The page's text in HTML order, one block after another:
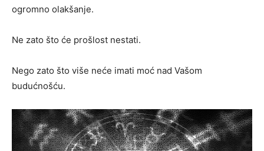
ogromno olakšanje.
Ne zato što će prošlost nestati.
Nego zato što više neće imati moć nad Vašom
budućnošću.